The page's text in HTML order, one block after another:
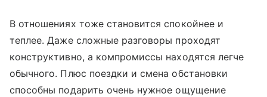
В отношениях тоже становится спокойнее и
теплее. Даже сложные разговоры проходят
конструктивно, а компромиссы находятся легче
обычного. Плюс поездки и смена обстановки
способны подарить очень нужное ощущение